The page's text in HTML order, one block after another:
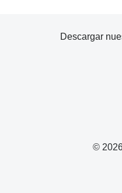
©
Descargar